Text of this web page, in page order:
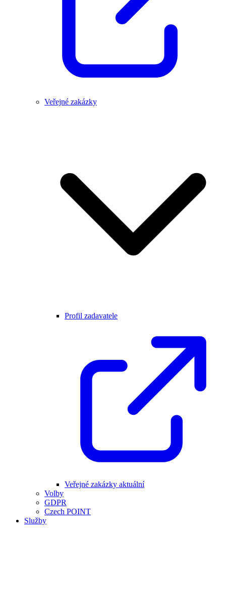
Veřejné zakázky
Profil zadavatele
Veřejné zakázky aktuální
Volby
GDPR
Czech POINT
Služby